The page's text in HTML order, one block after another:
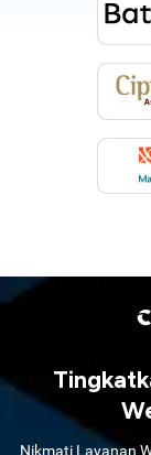
Nikmati Layanan